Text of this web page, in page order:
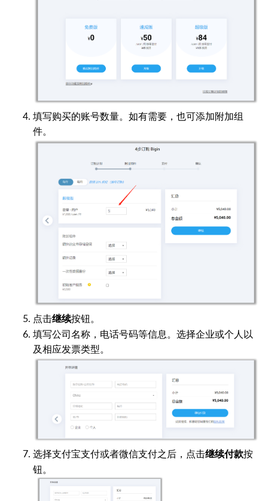
填写购买的账号数量。如有需要，也可添加附加组
件。
点击继续按钮。
填写公司名称，电话号码等信息。选择企业或个人以
及相应发票类型。
选择支付宝支付或者微信支付之后，点击继续付款按
钮。